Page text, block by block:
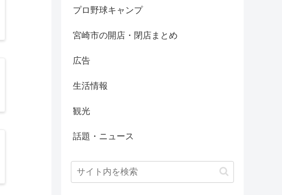
プロ野球キャンプ
宮崎市の開店・閉店まとめ
広告
生活情報
観光
話題・ニュース